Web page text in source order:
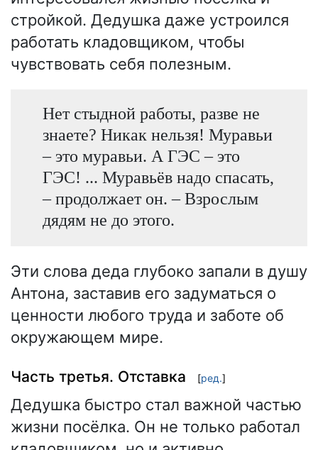
стройкой. Дедушка даже устроился
работать кладовщиком, чтобы
чувствовать себя полезным.
Нет стыдной работы, разве не
знаете? Никак нельзя! Муравьи
– это муравьи. А ГЭС – это
ГЭС! ... Муравьёв надо спасать,
– продолжает он. – Взрослым
дядям не до этого.
Эти слова деда глубоко запали в душу
Антона, заставив его задуматься о
ценности любого труда и заботе об
окружающем мире.
Часть третья. Отставка [ред.]
Дедушка быстро стал важной частью
жизни посёлка. Он не только работал